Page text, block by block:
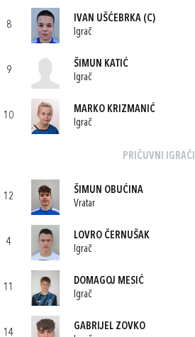
8
IVAN UŠĆEBRKA (C)
Igrač
9
ŠIMUN KATIĆ
Igrač
10
MARKO KRIZMANIĆ
Igrač
PRIČUVNI IGRAČI
12
ŠIMUN OBUĆINA
Vratar
4
LOVRO ČERNUŠAK
Igrač
11
DOMAGOJ MESIĆ
Igrač
14
GABRIJEL ZOVKO